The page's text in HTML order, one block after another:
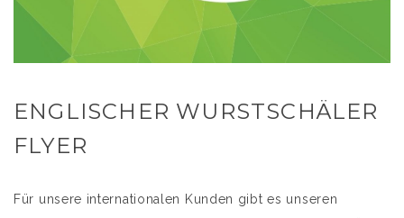
ENGLISCHER WURSTSCHÄLER
FLYER
Für unsere internationalen Kunden gibt es unseren